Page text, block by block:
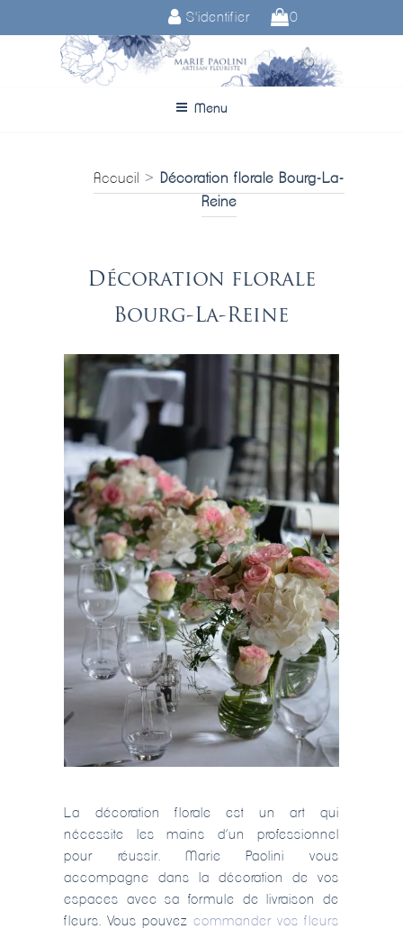
S'identifier 0
Menu
Accueil > Décoration florale Bourg-La-
Reine
Décoration florale
Bourg-La-Reine
La décoration florale est un art qui
nécessite les mains d’un professionnel
pour réussir. Marie Paolini vous
accompagne dans la décoration de vos
espaces avec sa formule de livraison de
fleurs. Vous pouvez commander vos fleurs